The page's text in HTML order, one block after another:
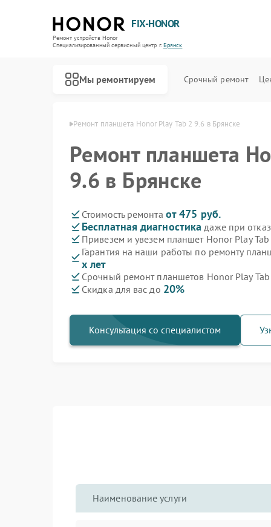
FIX-HONOR
Ремонт устройств Honor
Специализированный cервисный центр г.Брянск
Мы ремонтируем Срочный ремонт
Ремонт планшета Honor Play Tab 2 9.6 в Брянске
Ремонт планшета
9.6 в Брянске
Стоимость ремонта от 475 руб.
Бесплатная диагностика даже при
Привезем и увезем планшет Honor Play
Гарантия на наши работы по ремонту
х лет
Срочный ремонт планшетов Honor Play Tab
Скидка для вас до 20%
Консультация со специалистом
Наименование услуги